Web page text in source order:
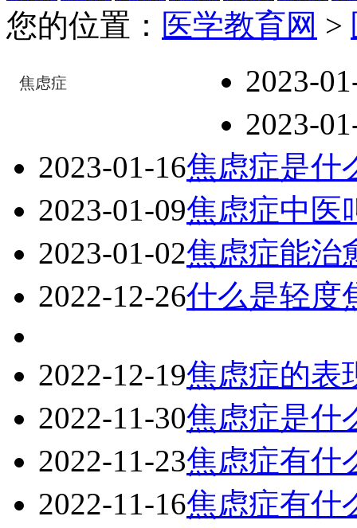
您的位置： 医学教育网 >
焦虑症
2023-
2023-
2023-01-16焦虑症是什
2023-01-09焦虑症中医
2023-01-02焦虑症能治
2022-12-26什么是轻度
2022-12-19焦虑症的表
2022-11-30焦虑症是什
2022-11-23焦虑症有什
2022-11-16焦虑症有什